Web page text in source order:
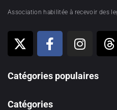
Association habilitée à recevoir des
Catégories populaires
Catégories